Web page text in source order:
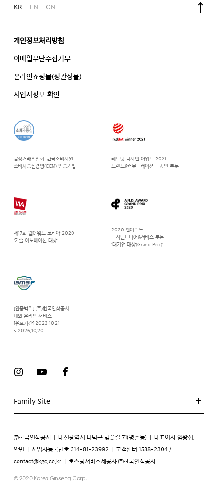
KR EN CN
Family Site
공정거래위원회-한국소비자원
소비자중심경영(CCM) 인증기업
레드닷 디자인 어워드 2021
브랜드&커뮤니케이션 디자인 부문
제17회 웹어워드 코리아 2020
‘기술 이노베이션 대상’
2020 앤어워드
디지털미디어&서비스 부문
‘대기업 대상(Grand Prix)’
[인증범위] (주)한국인삼공사
대외 온라인 서비스
[유효기간] 2023.10.21
~ 2026.10.20
개인정보처리방침
이메일무단수집거부
온라인쇼핑몰(정관장몰)
사업자정보 확인
㈜한국인삼공사 대전광역시 대덕구 벚꽃길 71(평촌동) 대표이사 임왕섭,
안빈 사업자등록번호 314-81-23992 고객센터 1588-2304 /
contact@kgc.co.kr 호스팅서비스제공자 ㈜한국인삼공사
© 2020 Korea Ginseng Corp.